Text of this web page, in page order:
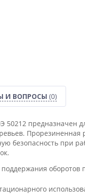
И ВОПРОСЫ (0)
50212
безопасность при
оборотов